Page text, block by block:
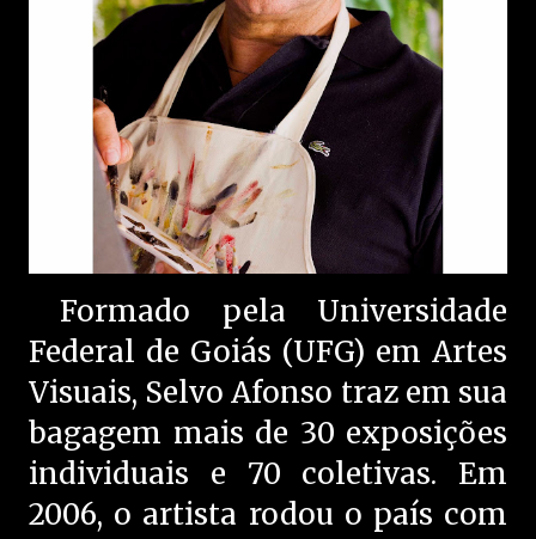
Formado pela Universidade
Federal de Goiás (UFG) em Artes
Visuais, Selvo Afonso traz em sua
bagagem mais de 30 exposições
individuais e 70 coletivas. Em
2006, o artista rodou o país com